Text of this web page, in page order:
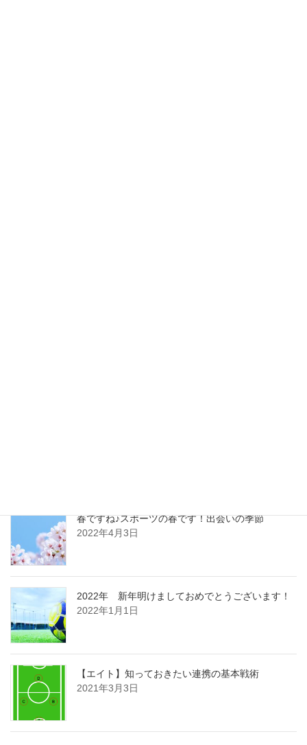
春ですね♪スポーツの春です！出会いの季節
2022年4月3日
2022年 新年明けましておめでとうございます！
2022年1月1日
【エイト】知っておきたい連携の基本戦術
2021年3月3日